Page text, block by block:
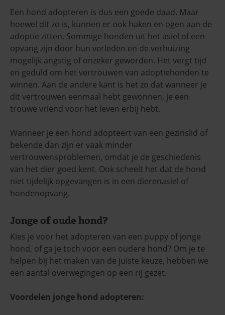
Een hond adopteren is dus een goede daad. Maar
hoewel dit zo is, kunnen er ook haken en ogen aan de
adoptie zitten. Sommige honden uit het asiel of een
opvang zijn door hun verleden en de verhuizing
mogelijk angstig of onzeker geworden. Het vergt tijd
en geduld om het vertrouwen van adoptiehonden te
winnen. Aan de andere kant is het zo dat wanneer je
dit vertrouwen eenmaal hebt gewonnen, je een
trouwe vriend voor het leven erbij hebt.
Wanneer je een hond adopteert van een gezinslid of
bekende dan zijn er vaak minder
vertrouwensproblemen, omdat je de geschiedenis
van het dier goed kent. Ook scheelt het dat de hond
niet tijdelijk opgevangen is in een dierenasiel of
hondenopvang.
Jonge of oude hond?
Kies je voor het adopteren van een puppy of jonge
hond, of ga je toch voor een oudere hond? Om je te
helpen bij het maken van de juiste keuze, hebben we
een aantal overwegingen op een rij gezet.
Voordelen jonge hond adopteren: